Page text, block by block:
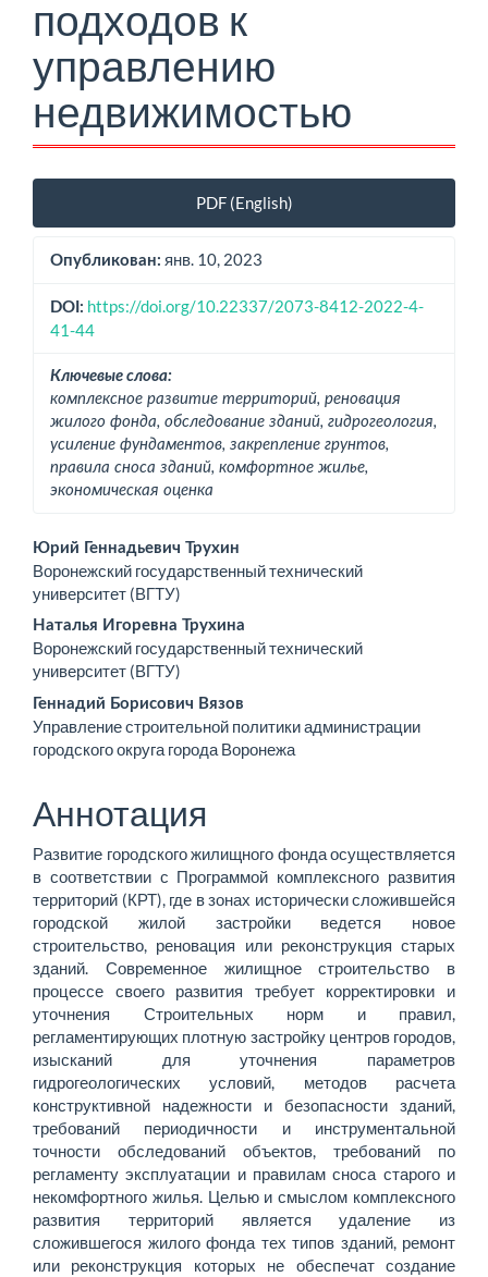
подходов к
управлению
недвижимостью
Боковая
панель
статьи
PDF (English)
Опубликован: янв. 10, 2023
DOI: https://doi.org/10.22337/2073-8412-2022-4-
41-44
Ключевые слова:
комплексное развитие территорий, реновация
жилого фонда, обследование зданий, гидрогеология,
усиление фундаментов, закрепление грунтов,
правила сноса зданий, комфортное жилье,
экономическая оценка
Основное
содержимое
статьи
Юрий Геннадьевич Трухин
Воронежский государственный технический
университет (ВГТУ)
Наталья Игоревна Трухина
Воронежский государственный технический
университет (ВГТУ)
Геннадий Борисович Вязов
Управление строительной политики администрации
городского округа города Воронежа
Аннотация
Развитие городского жилищного фонда осуществляется
в соответствии с Программой комплексного развития
территорий (КРТ), где в зонах исторически сложившейся
городской жилой застройки ведется новое
строительство, реновация или реконструкция старых
зданий. Современное жилищное строительство в
процессе своего развития требует корректировки и
уточнения Строительных норм и правил,
регламентирующих плотную застройку центров городов,
изысканий для уточнения параметров
гидрогеологических условий, методов расчета
конструктивной надежности и безопасности зданий,
требований периодичности и инструментальной
точности обследований объектов, требований по
регламенту эксплуатации и правилам сноса старого и
некомфортного жилья. Целью и смыслом комплексного
развития территорий является удаление из
сложившегося жилого фонда тех типов зданий, ремонт
или реконструкция которых не обеспечат создание